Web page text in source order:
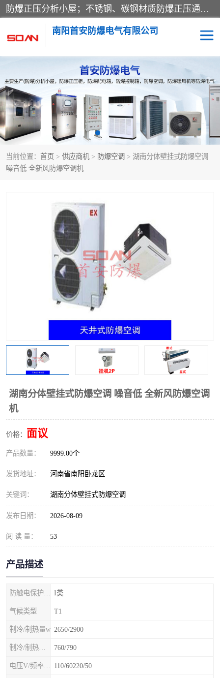
防爆正压分析小屋；不锈钢、碳钢材质防爆正压通风柜，分上下、左右、外挂三种款式；立式、挂式防爆配电柜体；不锈钢、碳钢防爆变频、磁力、星三角启动器；不锈钢、碳钢、铸铝防爆控制箱柜；可操作按键、多块式防爆仪表箱；多材质防爆接线箱；台式防爆电脑、防爆监视器。产品适配石油、化工、煤炭、电力、纺织、酿酒、航天、铁路、冶金、船舶、消防、市政等多行业工况使用。
南阳首安防爆电气有限公司
当前位置： 首页 > 供应商机 > 防爆空调 > 湖南分体壁挂式防爆空调
噪音低 全新风防爆空调机
湖南分体壁挂式防爆空调 噪音低 全新风防爆空调
机
价格： 面议
产品数量： 9999.00个
发货地址： 河南省南阳卧龙区
关键词： 湖南分体壁挂式防爆空调
发布日期： 2026-08-09
阅 读 量： 53
产品描述
I类
气候类型 T1
制冷/制热量w 2650/2900
760/790
110/60220/50
防爆小屋 防爆正压柜
防爆空调 防爆配电箱
防爆控制箱 防爆接线箱
防爆操作柱 防爆监视显示器